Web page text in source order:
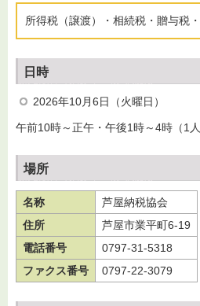
所得税（譲渡）・相続税・贈与税
日時
2026年10月6日（火曜日）
午前10時～正午・午後1時～4時（1人
場所
名称
芦屋納税協会
住所
芦屋市業平町6-19
電話番号
0797-31-5318
ファクス番号
0797-22-3079